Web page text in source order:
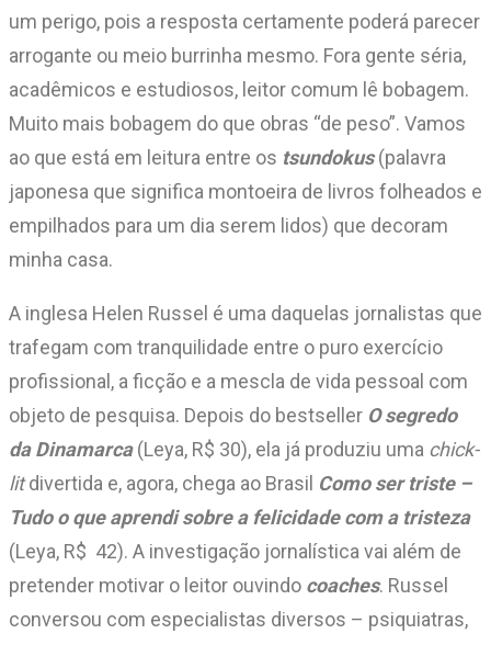
um perigo, pois a resposta certamente poderá parecer
arrogante ou meio burrinha mesmo. Fora gente séria,
acadêmicos e estudiosos, leitor comum lê bobagem.
Muito mais bobagem do que obras “de peso”. Vamos
ao que está em leitura entre os tsundokus(palavra
japonesa que significa montoeira de livros folheados e
empilhados para um dia serem lidos) que decoram
minha casa.
A inglesa Helen Russel é uma daquelas jornalistas que
trafegam com tranquilidade entre o puro exercício
profissional, a ficção e a mescla de vida pessoal com
objeto de pesquisa. Depois do bestseller O segredo
da Dinamarca(Leya, R$ 30), ela já produziu uma chick-
litdivertida e, agora, chega ao Brasil Como ser triste –
Tudo o que aprendi sobre a felicidade com a tristeza
(Leya, R$ 42). A investigação jornalística vai além de
pretender motivar o leitor ouvindo coaches. Russel
conversou com especialistas diversos – psiquiatras,